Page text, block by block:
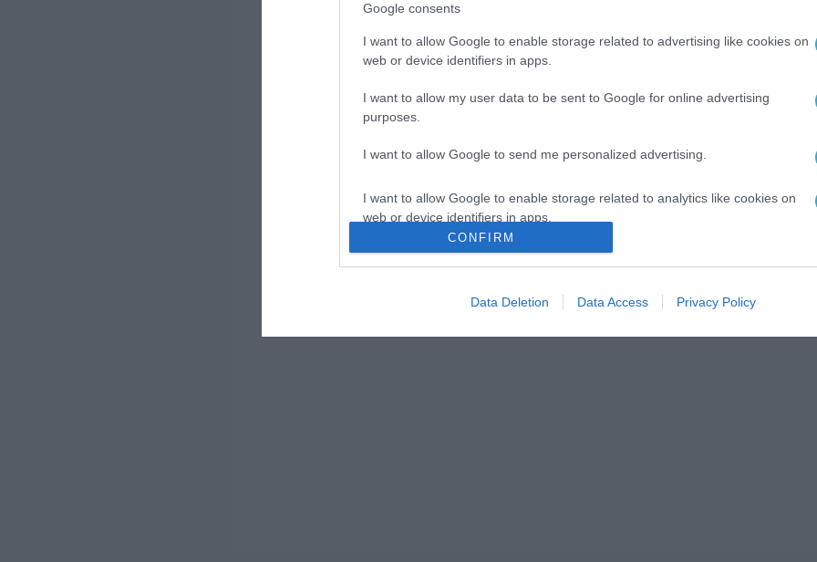
Google consents
I want to allow Google to enable storage related to advertising like cookies on
web or device identifiers in apps.
I want to allow my user data to be sent to Google for online advertising
purposes.
I want to allow Google to send me personalized advertising.
I want to allow Google to enable storage related to analytics like cookies on
web or device identifiers in apps.
I want to allow Google to enable storage related to functionality of the website
I want to allow Google to enable storage related to personalization.
CONFIRM
Data Deletion Data Access Privacy Policy